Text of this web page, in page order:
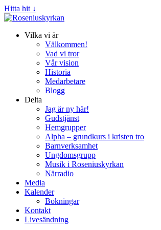
Hitta hit ↓
Vilka vi är
Välkommen!
Vad vi tror
Vår vision
Historia
Medarbetare
Blogg
Delta
Jag är ny här!
Gudstjänst
Hemgrupper
Alpha – grundkurs i kristen tro
Barnverksamhet
Ungdomsgrupp
Musik i Roseniuskyrkan
Närradio
Media
Kalender
Bokningar
Kontakt
Livesändning